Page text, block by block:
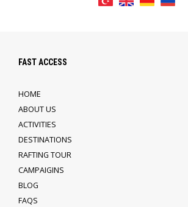
FAST ACCESS
HOME
ABOUT US
ACTIVITIES
DESTINATIONS
RAFTING TOUR
CAMPAIGINS
BLOG
FAQS